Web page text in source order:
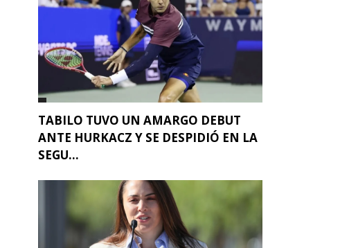
TABILO TUVO UN AMARGO DEBUT
ANTE HURKACZ Y SE DESPIDIÓ EN LA
SEGU...